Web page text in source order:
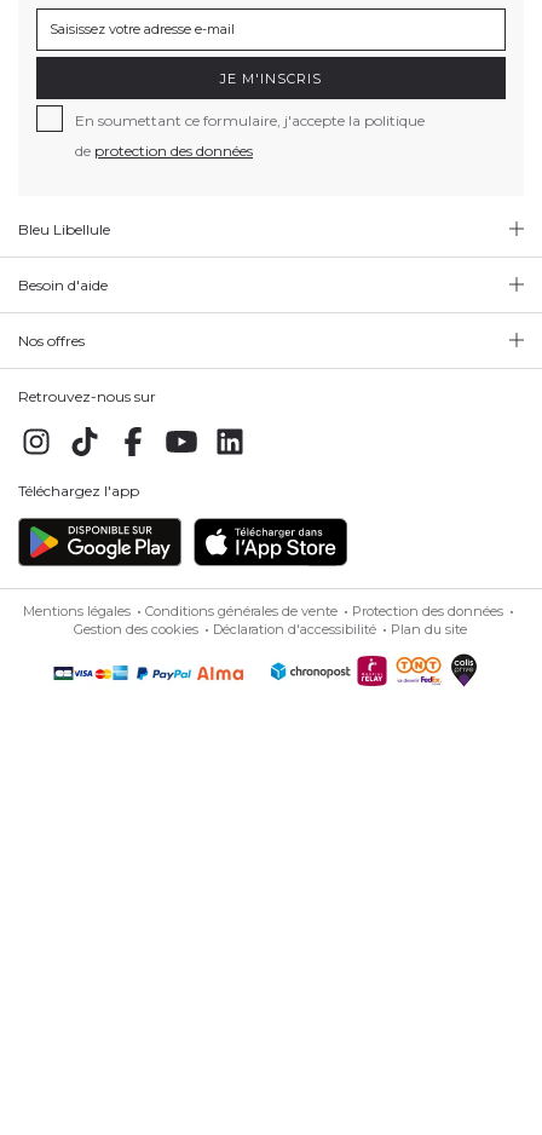
JE M'INSCRIS
En soumettant ce formulaire, j'accepte la politique
de protection des données
Bleu Libellule
Besoin d'aide
Nos offres
Retrouvez-nous sur
Téléchargez l'app
Mentions légales Conditions générales de vente
Protection des données
Gestion des cookies
Déclaration d'accessibilité Plan du site